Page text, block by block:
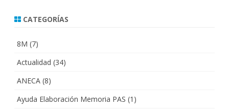
CATEGORÍAS
8M (7)
Actualidad (34)
ANECA (8)
Ayuda Elaboración Memoria PAS (1)